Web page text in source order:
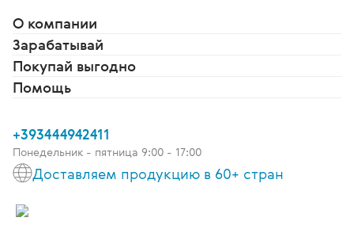
О компании
Зарабатывай
Покупай выгодно
Помощь
+393444942411
Понедельник - пятница 9:00 - 17:00
Доставляем продукцию в 60+ стран